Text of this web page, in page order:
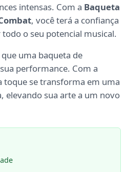
intensas. Com a Baqueta
, você terá a confiança
o seu potencial musical.
uma baqueta de
performance. Com a
toque se transforma em uma
elevando sua arte a um novo